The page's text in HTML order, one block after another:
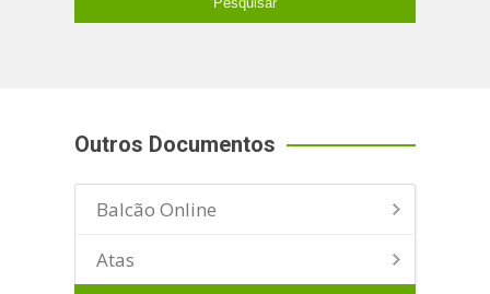
Outros Documentos
Balcão Online
Atas